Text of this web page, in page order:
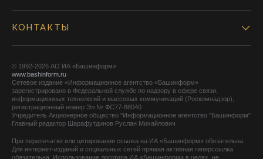
КОНТАКТЫ
© 1992-2026 АО ИА «Башинформ».
www.bashinform.ru
Сетевое издание «Информационное агентство «Башинформ»
зарегистрировано в Федеральной службе по надзору в сфере связи,
информационных технологий и массовых коммуникаций (Роскомнадзор),
регистрационный номер Эл № ФС77-88040
Учредитель Акционерное общество "Информационное агентство "Башинформ"
Главный редактор Шарафутдинов Руслан Михайлович
При перепечатке или цитировании ссылка на ИА «Башинформ» обязательна.
Для интернет-изданий и социальных сетей прямая активная гиперссылка
обязательна. Использование логотипа ИА «Башинформ» в целях, не